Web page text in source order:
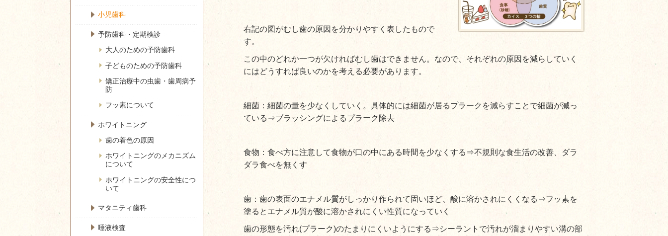
右記の図がむし歯の原因を分かりやすく表したもので
す。
この中のどれか一つが欠ければむし歯はできません。なので、それぞれの原因を減らしていく
にはどうすれば良いのかを考える必要があります。
細菌：細菌の量を少なくしていく。具体的には細菌が居るプラークを減らすことで細菌が減っ
ている⇒ブラッシングによるプラーク除去
食物：食べ方に注意して食物が口の中にある時間を少なくする⇒不規則な食生活の改善、ダラ
ダラ食べを無くす
歯：歯の表面のエナメル質がしっかり作られて固いほど、酸に溶かされにくくなる⇒フッ素を
塗るとエナメル質が酸に溶かされにくい性質になっていく
歯の形態を汚れ(プラーク)のたまりにくいようにする⇒シーラントで汚れが溜まりやすい溝の部
小児歯科
予防歯科・定期検診
大人のための予防歯科
子どものための予防歯科
矯正治療中の虫歯・歯周病予
防
フッ素について
ホワイトニング
歯の着色の原因
ホワイトニングのメカニズム
について
ホワイトニングの安全性につ
いて
マタニティ歯科
唾液検査